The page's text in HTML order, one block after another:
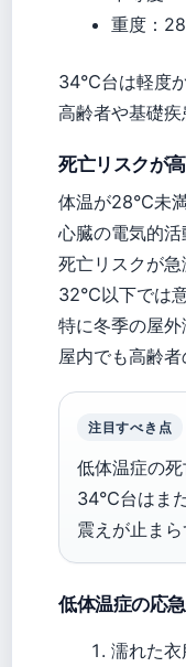
重度：
34°C台は軽度
高齢者や基礎
死亡リスクが
体温が28°C未
心臓の電気的
死亡リスクが急
32°C以下では
特に冬季の屋外
屋内でも高齢
注目すべき点
低体温症の死
34°C台はま
震えが止ま
低体温症の応
濡れた